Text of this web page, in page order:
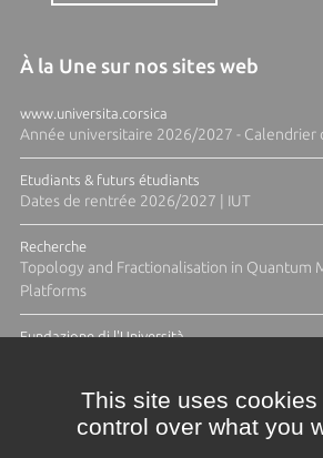
À la Une sur nos sites web
www.universita.corsica
Année universitaire 2026/2027 - Calendrier
Etudiants & futurs étudiants
Dates de rentrée 2026/2027 | IUT
Recherche
Topology and Fractionalisation in Quantum
Platforms
Fundazione di l'Università
This site uses
control over what you